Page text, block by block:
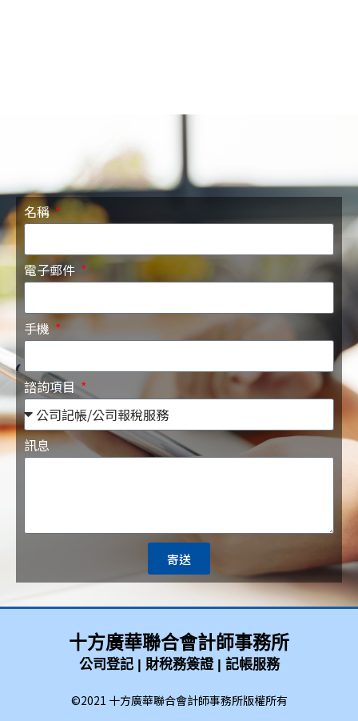
名稱
電子郵件
手機
諮詢項目
訊息
寄送
十方廣華聯合會計師事務所
公司登記 | 財稅務簽證 | 記帳服務
©2021 十方廣華聯合會計師事務所版權所有